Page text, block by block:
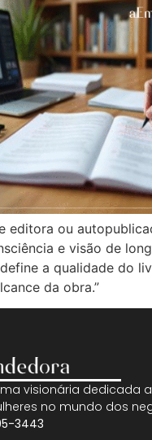
editora ou
e visão de
a qualidade do
da obra.”
visionária dedicada
no mundo dos
3443